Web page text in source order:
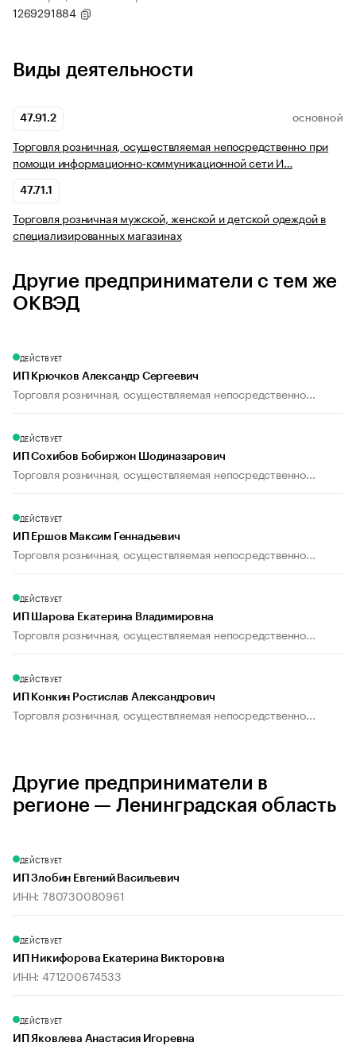
1269291884
Виды деятельности
47.91.2 ОСНОВНОЙ
Торговля розничная, осуществляемая непосредственно при
помощи информационно-коммуникационной сети И…
47.71.1
Торговля розничная мужской, женской и детской одеждой в
специализированных магазинах
Другие предприниматели с тем же
ОКВЭД
ДЕЙСТВУЕТ
ИП Крючков Александр Сергеевич
Торговля розничная, осуществляемая непосредственно...
ДЕЙСТВУЕТ
ИП Сохибов Бобиржон Шодиназарович
Торговля розничная, осуществляемая непосредственно...
ДЕЙСТВУЕТ
ИП Ершов Максим Геннадьевич
Торговля розничная, осуществляемая непосредственно...
ДЕЙСТВУЕТ
ИП Шарова Екатерина Владимировна
Торговля розничная, осуществляемая непосредственно...
ДЕЙСТВУЕТ
ИП Конкин Ростислав Александрович
Торговля розничная, осуществляемая непосредственно...
Другие предприниматели в
регионе — Ленинградская область
ДЕЙСТВУЕТ
ИП Злобин Евгений Васильевич
ИНН: 780730080961
ДЕЙСТВУЕТ
ИП Никифорова Екатерина Викторовна
ИНН: 471200674533
ДЕЙСТВУЕТ
ИП Яковлева Анастасия Игоревна